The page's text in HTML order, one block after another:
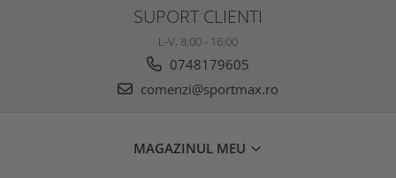
SUPORT CLIENTI
L-V, 8:00 - 16:00
0748179605
comenzi@sportmax.ro
MAGAZINUL MEU